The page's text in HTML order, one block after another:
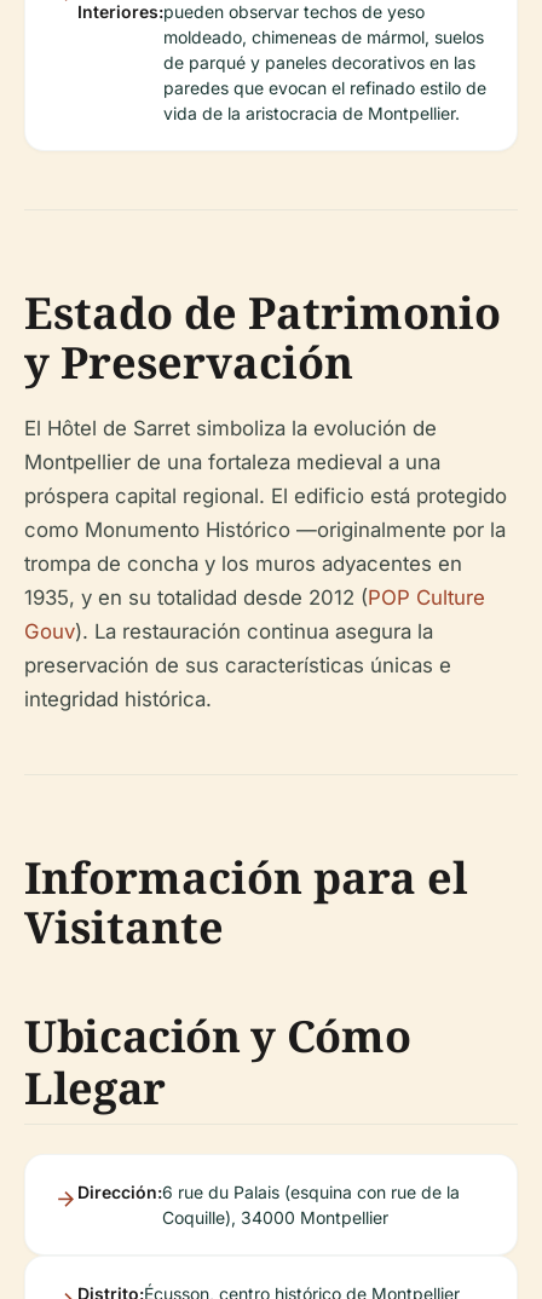
Interiores:pueden observar techos de yeso
moldeado, chimeneas de mármol, suelos
de parqué y paneles decorativos en las
paredes que evocan el refinado estilo de
vida de la aristocracia de Montpellier.
Estado de Patrimonio
y Preservación
El Hôtel de Sarret simboliza la evolución de
Montpellier de una fortaleza medieval a una
próspera capital regional. El edificio está protegido
como Monumento Histórico —originalmente por la
trompa de concha y los muros adyacentes en
1935, y en su totalidad desde 2012 (POP Culture
Gouv). La restauración continua asegura la
preservación de sus características únicas e
integridad histórica.
Información para el
Visitante
Ubicación y Cómo
Llegar
Dirección:6 rue du Palais (esquina con rue de la
Coquille), 34000 Montpellier
Distrito:Écusson, centro histórico de Montpellier